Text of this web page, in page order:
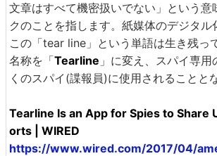
文章はすべて機密扱いでない」という意
クのことを指します。紙媒体のデジタル
この「tear line」という単語は生き残っ
名称を「Tearline 」に変え、スパイ専
くのスパイ(諜報員)に使用されることと
Tearline Is an App for Spies to Share
orts | WIRED
https://www.wired.com/2017/04/